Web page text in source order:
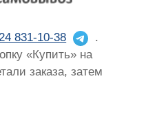
831-10-38
.
«Купить» на
заказа, затем